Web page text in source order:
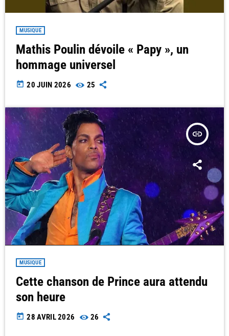
MUSIQUE
Mathis Poulin dévoile « Papy », un
hommage universel
today 20 JUIN 2026 25
insert_link
MUSIQUE
Cette chanson de Prince aura attendu
son heure
today 28 AVRIL 2026 26